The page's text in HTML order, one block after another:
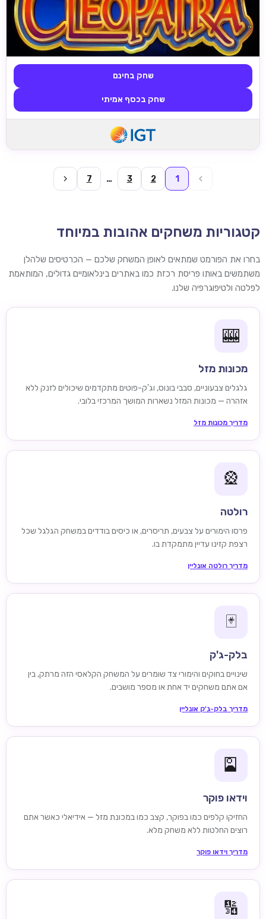
שחק בחינם
שחק בכסף אמיתי
1
2
3
…
7
קטגוריות משחקים אהובות במיוחד
בחרו את הפורמט שמתאים לאופן המשחק שלכם — הכרטיסים שלהלן
משתמשים באותו פריסת רכזת כמו באתרים בינלאומיים גדולים, המותאמת
לפלטה ולטיפוגרפיה שלנו.
🎰
מכונות מזל
גלגלים צבעוניים, סבבי בונוס, וג'ק-פוטים מתקדמים שיכולים לזנק ללא
אזהרה — מכונות המזל נשארות המושך המרכזי בלובי.
מדריך מכונות מזל
🎡
רולטה
פרסו הימורים על צבעים, תריסרים, או כיסים בודדים במשחק הגלגל שכל
רצפת קזינו עדיין מתמקדת בו.
מדריך רולטה אונליין
🃏
בלק-ג'ק
שינויים בחוקים והימורי צד שומרים על המשחק הקלאסי הזה מרתק, בין
אם אתם משחקים יד אחת או מספר מושבים.
מדריך בלק-ג'ק אונליין
🎴
וידאו פוקר
החזיקו קלפים כמו בפוקר, קצב כמו במכונת מזל — אידיאלי כאשר אתם
רוצים החלטות ללא משחק מלא.
מדריך וידאו פוקר
🔢